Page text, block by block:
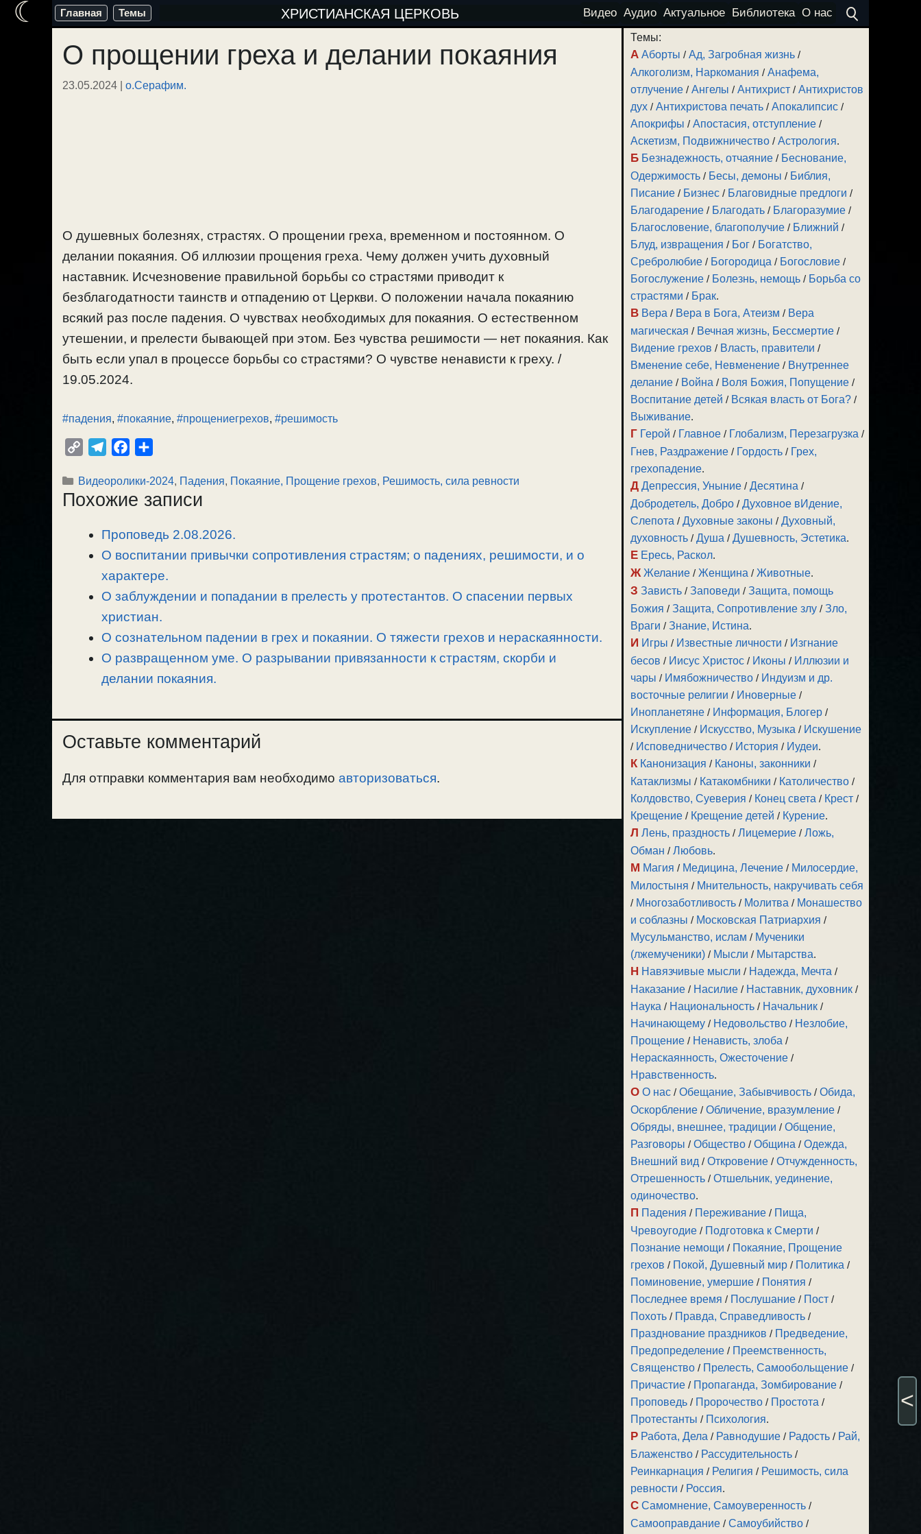
Перейти
содержимому
Главная Темы ХРИСТИАНСКАЯ ЦЕРКОВЬ Видео Аудио Актуальное Библиотека О нас
О прощении греха и делании покаяния
23.05.2024 | о.Серафим.
О душевных болезнях, страстях. О прощении греха, временном и постоянном. О
делании покаяния. Об иллюзии прощения греха. Чему должен учить духовный
наставник. Исчезновение правильной борьбы со страстями приводит к
безблагодатности таинств и отпадению от Церкви. О положении начала покаянию
всякий раз после падения. О чувствах необходимых для покаяния. О естественном
утешении, и прелести бывающей при этом. Без чувства решимости — нет покаяния. Как
быть если упал в процессе борьбы со страстями? О чувстве ненависти к греху. /
19.05.2024.
#падения, #покаяние, #прощениегрехов, #решимость
p
y
l
e
a
m
c
e
o
o
k
п
р
в
и
т
Рубрики
Видеоролики-2024, Падения, Покаяние, Прощение грехов, Решимость, сила ревности
Похожие записи
Проповедь 2.08.2026.
О воспитании привычки сопротивления страстям; о падениях, решимости, и о
характере.
О заблуждении и попадании в прелесть у протестантов. О спасении первых
христиан.
О сознательном падении в грех и покаянии. О тяжести грехов и нераскаянности.
О развращенном уме. О разрывании привязанности к страстям, скорби и
делании покаяния.
Оставьте комментарий
Для отправки комментария вам необходимо авторизоваться.
Темы:
А Аборты /Ад, Загробная жизнь /
Алкоголизм, Наркомания /Анафема,
отлучение /Ангелы /Антихрист /Антихристов
дух /Антихристова печать /Апокалипсис /
Апокрифы /Апостасия, отступление /
Аскетизм, Подвижничество /Астрология.
Б Безнадежность, отчаяние / Беснование,
Одержимость / Бесы, демоны / Библия,
Писание / Бизнес / Благовидные предлоги /
Благодарение / Благодать / Благоразумие /
Благословение, благополучие / Ближний /
Блуд, извращения / Бог / Богатство,
Сребролюбие / Богородица / Богословие /
Богослужение / Болезнь, немощь / Борьба со
страстями / Брак.
В Вера / Вера в Бога, Атеизм / Вера
магическая / Вечная жизнь, Бессмертие /
Видение грехов / Власть, правители /
Вменение себе, Невменение / Внутреннее
делание / Война / Воля Божия, Попущение /
Воспитание детей / Всякая власть от Бога? /
Выживание.
Г Герой / Главное / Глобализм, Перезагрузка /
Гнев, Раздражение / Гордость / Грех,
грехопадение.
Д Депрессия, Уныние /Десятина /
Добродетель, Добро /Духовное вИдение,
Слепота /Духовные законы /Духовный,
духовность /Душа /Душевность, Эстетика.
Е Ересь, Раскол.
Ж Желание /Женщина /Животные.
З Зависть /Заповеди /Защита, помощь
Божия /Защита, Сопротивление злу /Зло,
Враги /Знание, Истина.
И Игры / Известные личности / Изгнание
бесов / Иисус Христос / Иконы / Иллюзии и
чары / Имябожничество / Индуизм и др.
восточные религии / Иноверные /
Инопланетяне / Информация, Блогер /
Искупление / Искусство, Музыка / Искушение
/ Исповедничество / История / Иудеи.
К Канонизация / Каноны, законники /
Катаклизмы / Катакомбники / Католичество /
Колдовство, Суеверия / Конец света / Крест /
Крещение / Крещение детей / Курение.
Л Лень, праздность /Лицемерие /Ложь,
Обман /Любовь.
М Магия / Медицина, Лечение / Милосердие,
Милостыня / Мнительность, накручивать себя
/ Многозаботливость / Молитва / Монашество
и соблазны / Московская Патриархия /
Мусульманство, ислам / Мученики
(лжемученики) / Мысли / Мытарства.
Н Навязчивые мысли / Надежда, Мечта /
Наказание / Насилие / Наставник, духовник /
Наука / Национальность / Начальник /
Начинающему / Недовольство / Незлобие,
Прощение / Ненависть, злоба /
Нераскаянность, Ожесточение /
Нравственность.
О О нас /Обещание, Забывчивость /Обида,
Оскорбление /Обличение, вразумление /
Обряды, внешнее, традиции /Общение,
Разговоры /Общество /Община /Одежда,
Внешний вид /Откровение /Отчужденность,
Отрешенность /Отшельник, уединение,
одиночество.
П Падения / Переживание / Пища,
Чревоугодие / Подготовка к Смерти /
Познание немощи / Покаяние, Прощение
грехов / Покой, Душевный мир / Политика /
Поминовение, умершие / Понятия /
Последнее время / Послушание / Пост /
Похоть / Правда, Справедливость /
Празднование праздников / Предведение,
Предопределение / Преемственность,
Священство / Прелесть, Самообольщение /
Причастие / Пропаганда, Зомбирование /
Проповедь / Пророчество / Простота /
Протестанты / Психология.
Р Работа, Дела / Равнодушие / Радость / Рай,
Блаженство / Рассудительность /
Реинкарнация / Религия / Решимость, сила
ревности / Россия.
С Самомнение, Самоуверенность /
Самооправдание /Самоубийство /
☾
<